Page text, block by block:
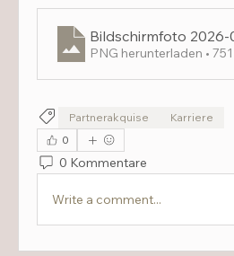
Bildschirmfoto 2026-
PNG herunterladen •
Partnerakquise
Karriere
0
0 Kommentare
Write a comment...